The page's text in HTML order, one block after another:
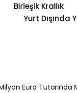
Birleşik Krallık
Yurt Dışında
Euro Tutarında